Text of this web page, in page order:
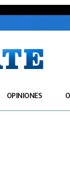
OPINIONES